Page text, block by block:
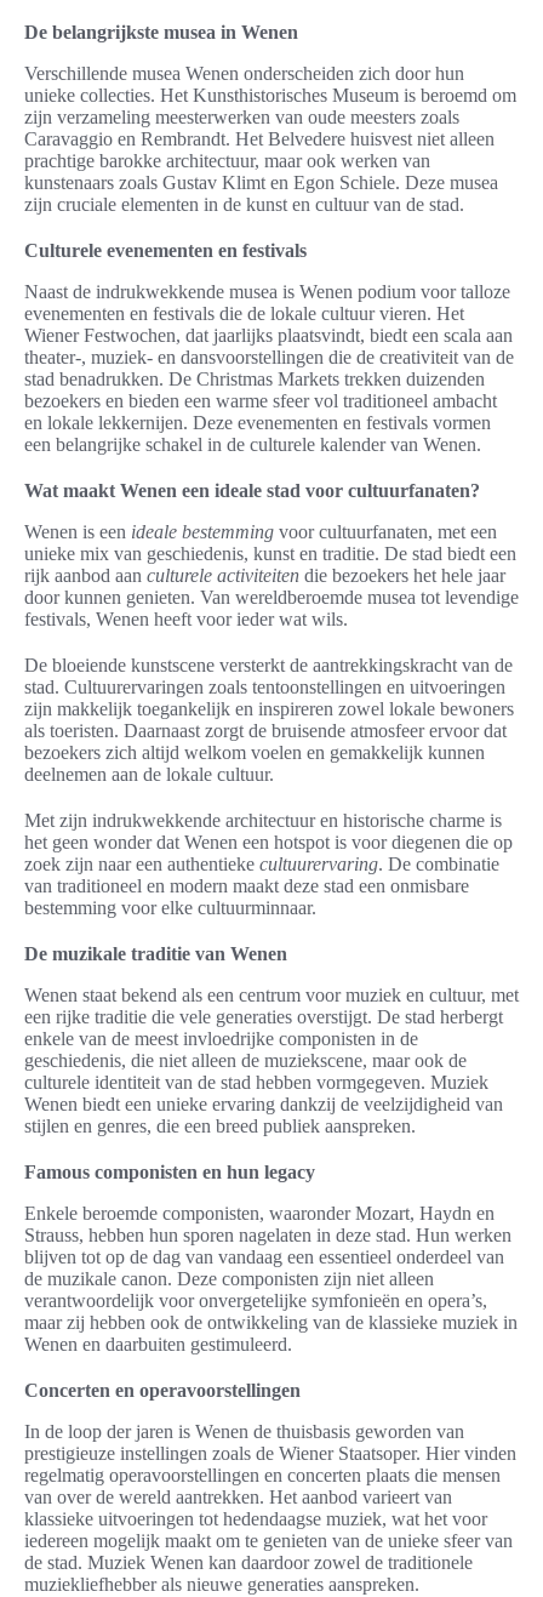
De belangrijkste musea in Wenen
Verschillende musea Wenen onderscheiden zich door hun
unieke collecties. Het Kunsthistorisches Museum is beroemd om
zijn verzameling meesterwerken van oude meesters zoals
Caravaggio en Rembrandt. Het Belvedere huisvest niet alleen
prachtige barokke architectuur, maar ook werken van
kunstenaars zoals Gustav Klimt en Egon Schiele. Deze musea
zijn cruciale elementen in de kunst en cultuur van de stad.
Culturele evenementen en festivals
Naast de indrukwekkende musea is Wenen podium voor talloze
evenementen en festivals die de lokale cultuur vieren. Het
Wiener Festwochen, dat jaarlijks plaatsvindt, biedt een scala aan
theater-, muziek- en dansvoorstellingen die de creativiteit van de
stad benadrukken. De Christmas Markets trekken duizenden
bezoekers en bieden een warme sfeer vol traditioneel ambacht
en lokale lekkernijen. Deze evenementen en festivals vormen
een belangrijke schakel in de culturele kalender van Wenen.
Wat maakt Wenen een ideale stad voor cultuurfanaten?
Wenen is een ideale bestemming voor cultuurfanaten, met een
unieke mix van geschiedenis, kunst en traditie. De stad biedt een
rijk aanbod aan culturele activiteiten die bezoekers het hele jaar
door kunnen genieten. Van wereldberoemde musea tot levendige
festivals, Wenen heeft voor ieder wat wils.
De bloeiende kunstscene versterkt de aantrekkingskracht van de
stad. Cultuurervaringen zoals tentoonstellingen en uitvoeringen
zijn makkelijk toegankelijk en inspireren zowel lokale bewoners
als toeristen. Daarnaast zorgt de bruisende atmosfeer ervoor dat
bezoekers zich altijd welkom voelen en gemakkelijk kunnen
deelnemen aan de lokale cultuur.
Met zijn indrukwekkende architectuur en historische charme is
het geen wonder dat Wenen een hotspot is voor diegenen die op
zoek zijn naar een authentieke cultuurervaring. De combinatie
van traditioneel en modern maakt deze stad een onmisbare
bestemming voor elke cultuurminnaar.
De muzikale traditie van Wenen
Wenen staat bekend als een centrum voor muziek en cultuur, met
een rijke traditie die vele generaties overstijgt. De stad herbergt
enkele van de meest invloedrijke componisten in de
geschiedenis, die niet alleen de muziekscene, maar ook de
culturele identiteit van de stad hebben vormgegeven. Muziek
Wenen biedt een unieke ervaring dankzij de veelzijdigheid van
stijlen en genres, die een breed publiek aanspreken.
Famous componisten en hun legacy
Enkele beroemde componisten, waaronder Mozart, Haydn en
Strauss, hebben hun sporen nagelaten in deze stad. Hun werken
blijven tot op de dag van vandaag een essentieel onderdeel van
de muzikale canon. Deze componisten zijn niet alleen
verantwoordelijk voor onvergetelijke symfonieën en opera’s,
maar zij hebben ook de ontwikkeling van de klassieke muziek in
Wenen en daarbuiten gestimuleerd.
Concerten en operavoorstellingen
In de loop der jaren is Wenen de thuisbasis geworden van
prestigieuze instellingen zoals de Wiener Staatsoper. Hier vinden
regelmatig operavoorstellingen en concerten plaats die mensen
van over de wereld aantrekken. Het aanbod varieert van
klassieke uitvoeringen tot hedendaagse muziek, wat het voor
iedereen mogelijk maakt om te genieten van de unieke sfeer van
de stad. Muziek Wenen kan daardoor zowel de traditionele
muziekliefhebber als nieuwe generaties aanspreken.